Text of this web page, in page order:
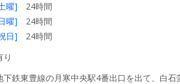
曜] 24時間
曜] 24時間
日] 24時間
り
下鉄東豊線の月寒中央駅4番出口を出て、白